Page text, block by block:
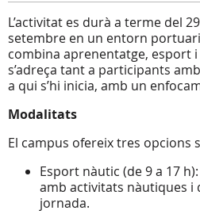
L’activitat es durà a terme del
setembre en un entorn
combina aprenentatge, esport
s’adreça tant a participants
a qui s’hi inicia, amb un
Modalitats
El campus ofereix tres opcions
Esport nàutic (de 9 a 17
amb activitats nàutiques i
jornada.